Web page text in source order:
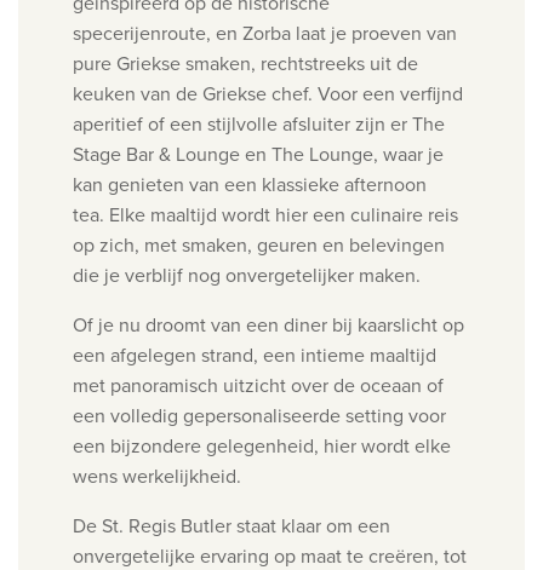
specerijenroute, en Zorba laat je proeven van
pure Griekse smaken, rechtstreeks uit de
keuken van de Griekse chef. Voor een verfijnd
aperitief of een stijlvolle afsluiter zijn er The
Stage Bar & Lounge en The Lounge, waar je
kan genieten van een klassieke afternoon
tea. Elke maaltijd wordt hier een culinaire reis
op zich, met smaken, geuren en belevingen
die je verblijf nog onvergetelijker maken.
Of je nu droomt van een diner bij kaarslicht op
een afgelegen strand, een intieme maaltijd
met panoramisch uitzicht over de oceaan of
een volledig gepersonaliseerde setting voor
een bijzondere gelegenheid, hier wordt elke
wens werkelijkheid.
De St. Regis Butler staat klaar om een
onvergetelijke ervaring op maat te creëren, tot